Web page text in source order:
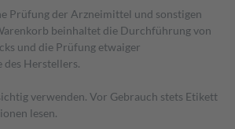
Prüfung der Arzneimittel und sonstigen
beinhaltet die Durchführung von
und die Prüfung etwaiger
des Herstellers.
verwenden. Vor Gebrauch stets Etikett
lesen.